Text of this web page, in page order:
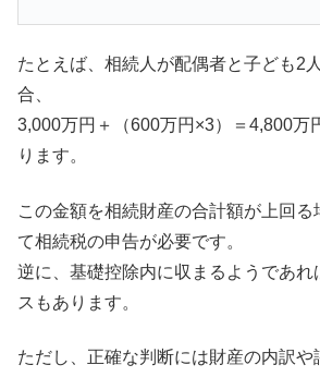
たとえば、相続人が配偶者と子ども2
合、
3,000万円＋（600万円×3）＝4,800万
ります。
この金額を相続財産の合計額が上回る
て相続税の申告が必要です。
逆に、基礎控除内に収まるようであれ
スもあります。
ただし、正確な判断には財産の内訳